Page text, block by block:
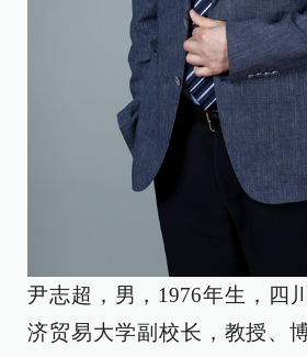
尹志超，男，1976年生，四
济贸易大学副校长，教授、